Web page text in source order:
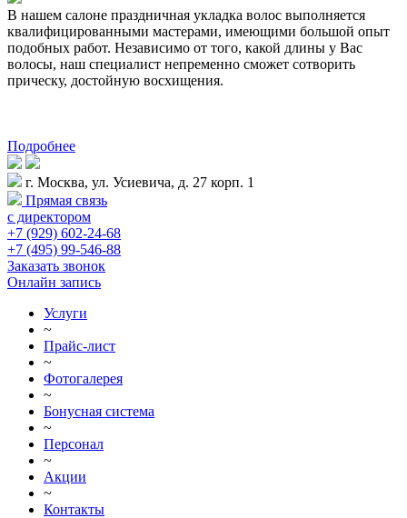
В нашем салоне праздничная укладка волос выполняется
квалифицированными мастерами, имеющими большой опыт
подобных работ. Независимо от того, какой длины у Вас
волосы, наш специалист непременно сможет сотворить
прическу, достойную восхищения.
Подробнее
г. Москва, ул. Усиевича, д. 27 корп. 1
Прямая связь
с директором
+7 (929) 602-24-68
+7 (495) 99-546-88
Заказать звонок
Онлайн запись
Услуги
~
Прайс-лист
~
Фотогалерея
~
Бонусная система
~
Персонал
~
Акции
~
Контакты